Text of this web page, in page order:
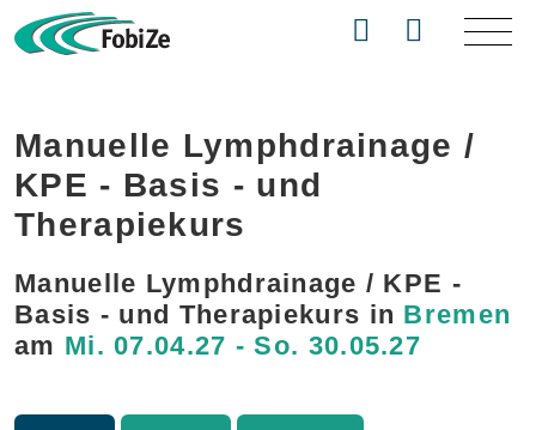
Manuelle Lymphdrainage /
KPE - Basis - und
Therapiekurs
Manuelle Lymphdrainage / KPE -
Basis - und Therapiekurs in Bremen
am Mi. 07.04.27 - So. 30.05.27